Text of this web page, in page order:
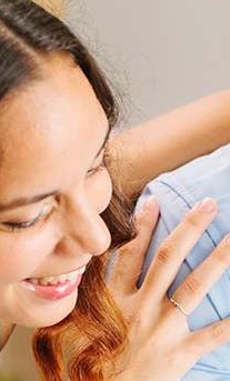
oscilan entre el
e incluyen cargos como
de cierre. Factores como el
el puntaje de crédito pueden
gastos. Nuestro equipo
que pueden ayudar